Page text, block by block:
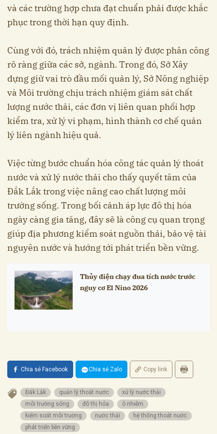
và các trường hợp chưa đạt chuẩn phải được khắc
phục trong thời hạn quy định.
Cùng với đó, trách nhiệm quản lý được phân công
rõ ràng giữa các sở, ngành. Trong đó, Sở Xây
dựng giữ vai trò đầu mối quản lý, Sở Nông nghiệp
và Môi trường chịu trách nhiệm giám sát chất
lượng nước thải, các đơn vị liên quan phối hợp
kiểm tra, xử lý vi phạm, hình thành cơ chế quản
lý liên ngành hiệu quả.
Việc từng bước chuẩn hóa công tác quản lý thoát
nước và xử lý nước thải cho thấy quyết tâm của
Đắk Lắk trong việc nâng cao chất lượng môi
trường sống. Trong bối cảnh áp lực đô thị hóa
ngày càng gia tăng, đây sẽ là công cụ quan trọng
giúp địa phương kiểm soát nguồn thải, bảo vệ tài
nguyên nước và hướng tới phát triển bền vững.
Thủy điện chạy đua tích nước trước
nguy cơ El Nino 2026
Chia sẻ Facebook Chia sẻ Zalo Copy link
Đắk Lắk quản lý thoát nước
xử lý nước thải
môi trường sống
đô thị hóa
ô nhiễm
kiểm soát môi trường
nước thải
hệ thống thoát nước
phát triển bền vững